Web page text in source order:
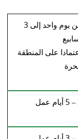
من يوم واحد إلى 3
على المنطقة